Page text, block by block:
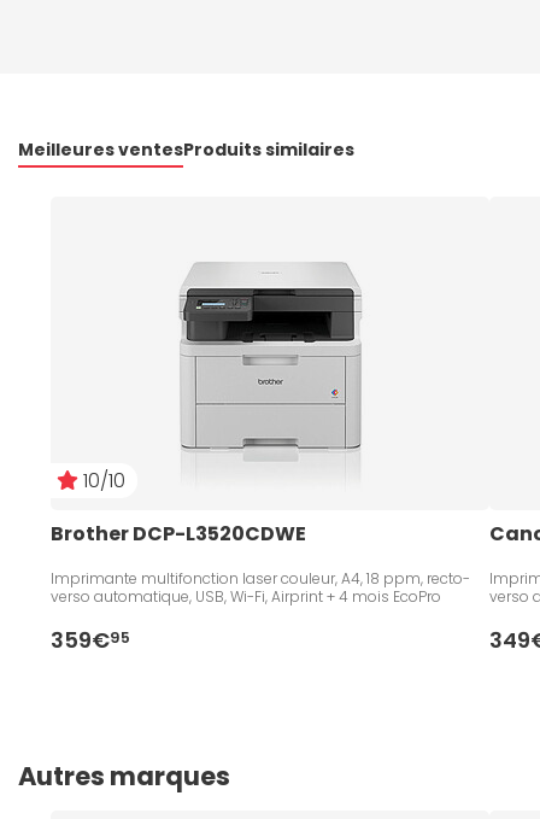
Meilleures ventesProduits similaires
10/10
Brother DCP-L3520CDWE
Imprimante multifonction laser couleur, A4, 18 ppm, recto-
verso automatique, USB, Wi-Fi, Airprint + 4 mois EcoPro
359€95
verso
Autres marques